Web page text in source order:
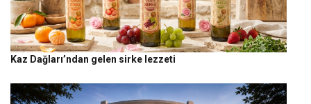
Kaz Dağları’ndan gelen sirke lezzeti